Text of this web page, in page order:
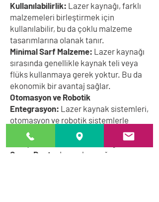
Kullanılabilirlik: Lazer kaynağı, farklı
malzemeleri birleştirmek için
kullanılabilir, bu da çoklu malzeme
tasarımlarına olanak tanır.
Minimal Sarf Malzeme: Lazer kaynağı
sırasında genellikle kaynak teli veya
flüks kullanmaya gerek yoktur. Bu da
ekonomik bir avantaj sağlar.
Otomasyon ve Robotik
Entegrasyon: Lazer kaynak sistemleri,
otomasyon ve robotik sistemlerle
kolayca entegre edilebilir, bu da iş
süreçlerini daha verimli hale getirir.
Çevre Dostu
: Lazer kaynağı,